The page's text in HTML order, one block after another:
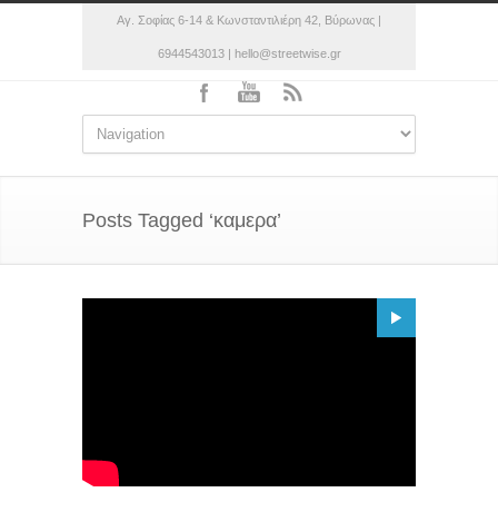
Αγ. Σοφίας 6-14 & Κωνσταντιλιέρη 42, Βύρωνας |
6944543013 | hello@streetwise.gr
Posts Tagged ‘καμερα’